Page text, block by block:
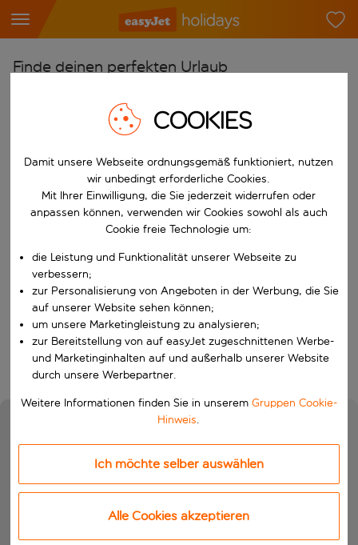
Finde deinen perfekten Urlaub
Flughafen wählen
Beginne mit der Eingabe für die automatische
Reiseziel wählen
Nach
Wähle ein Ab- und Rückflugdatum aus.
Reisezeitraum wählen
Wann
Wer
Suchen
COOKIES
Damit unsere Webseite ordnungsgemäß funktioniert, nutzen
wir unbedingt erforderliche Cookies.
Mit Ihrer Einwilligung, die Sie jederzeit widerrufen oder
anpassen können, verwenden wir Cookies sowohl als auch
Cookie freie Technologie um:
die Leistung und Funktionalität unserer Webseite zu
verbessern;
zur Personalisierung von Angeboten in der Werbung, die Sie
auf unserer Website sehen können;
um unsere Marketingleistung zu analysieren;
zur Bereitstellung von auf easyJet zugeschnittenen Werbe-
und Marketinginhalten auf und außerhalb unserer Website
durch unsere Werbepartner.
Weitere Informationen finden Sie in unserem Gruppen Cookie-
Hinweis.
Ich möchte selber auswählen
Alle Cookies akzeptieren